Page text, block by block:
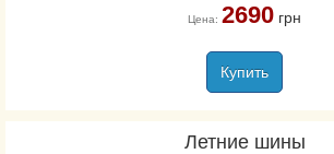
Цена: 2690грн
Купить
Летние шины